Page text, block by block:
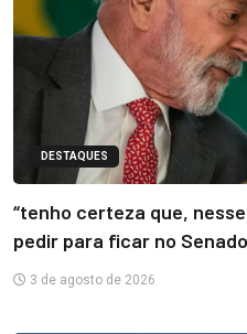
DESTAQUES
“tenho certeza que,
pedir para ficar no
3 de agosto de 2026